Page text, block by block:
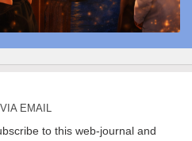
EMAIL
to this web-journal and